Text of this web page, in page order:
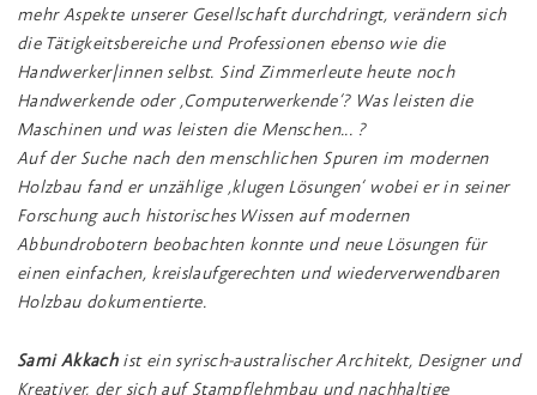
mehr Aspekte unserer Gesellschaft durchdringt, verändern sich
die Tätigkeitsbereiche und Professionen ebenso wie die
Handwerker|innen selbst. Sind Zimmerleute heute noch
Handwerkende oder ‚Computerwerkende‘? Was leisten die
Maschinen und was leisten die Menschen... ?
Auf der Suche nach den menschlichen Spuren im modernen
Holzbau fand er unzählige ‚klugen Lösungen‘ wobei er in seiner
Forschung auch historisches Wissen auf modernen
Abbundrobotern beobachten konnte und neue Lösungen für
einen einfachen, kreislaufgerechten und wiederverwendbaren
Holzbau dokumentierte.
Sami Akkach ist ein syrisch-australischer Architekt, Designer und
Kreativer, der sich auf Stampflehmbau und nachhaltige